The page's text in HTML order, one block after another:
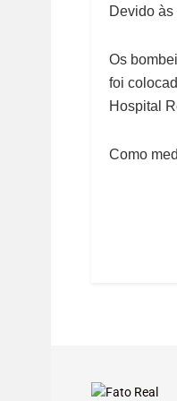
Devido
Os
foi
Hospital
Como